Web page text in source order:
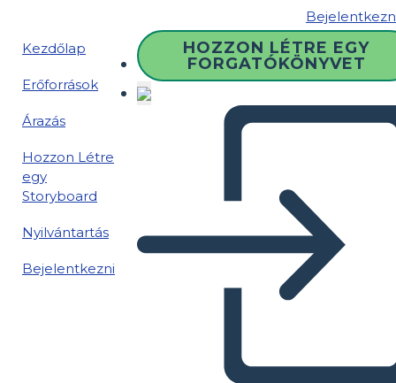
Kezdőlap
Erőforrások
Árazás
Hozzon Létre
egy
Storyboard
Nyilvántartás
Bejelentkezni
HOZZON LÉTRE EGY
FORGATÓKÖNYVET